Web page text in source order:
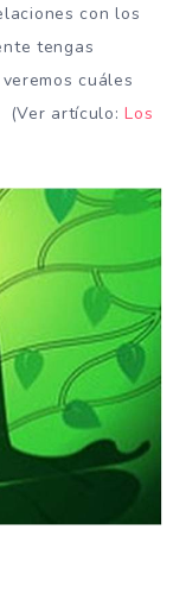
con los
tengas
cuáles
(Ver artículo: Los